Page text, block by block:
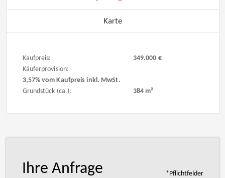
Karte
Kaufpreis:
349.000 €
Käuferprovision:
3,57% vom Kaufpreis inkl. MwSt.
Grundstück (ca.):
384 m²
*Pflichtfelder
Ihre Anfrage